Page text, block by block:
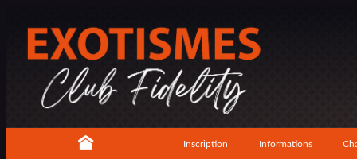
Inscription Informations